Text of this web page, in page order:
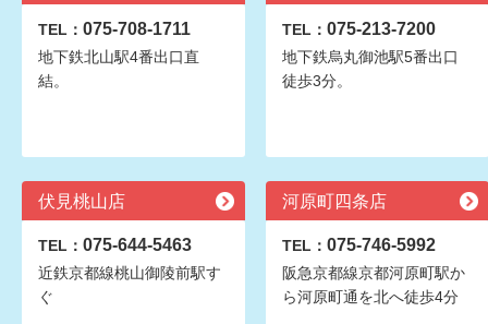
TEL： 075-708-1711
地下鉄北山駅4番出口直
結。
TEL： 075-213-7200
地下鉄烏丸御池駅5番出口
徒歩3分。
伏見桃山店
TEL： 075-644-5463
近鉄京都線桃山御陵前駅す
ぐ
河原町四条店
TEL： 075-746-5992
阪急京都線京都河原町駅か
ら河原町通を北へ徒歩4分